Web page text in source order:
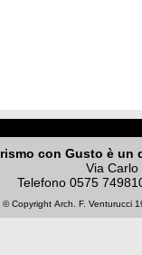
con Gusto è un
Via
Telefono 0575
© Copyright Arch. F. Venturucci